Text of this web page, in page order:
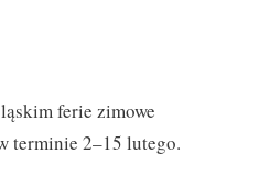
ferie zimowe
terminie 2–15 lutego.